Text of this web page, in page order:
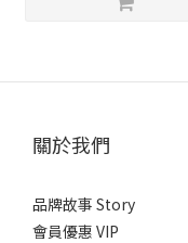
關於我們
品牌故事 Story
會員優惠 VIP